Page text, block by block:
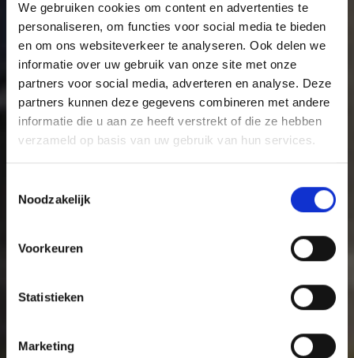
We gebruiken cookies om content en advertenties te
personaliseren, om functies voor social media te bieden
en om ons websiteverkeer te analyseren. Ook delen we
informatie over uw gebruik van onze site met onze
partners voor social media, adverteren en analyse. Deze
partners kunnen deze gegevens combineren met andere
informatie die u aan ze heeft verstrekt of die ze hebben
verzameld op basis van uw gebruik van hun services.
Noodzakelijk
Voorkeuren
Statistieken
Marketing
Logicx
Logicx verzorgt vervangend
vervoer, berging en transport voor
zowel zakelijke als particuliere
Applicaties | API | Microservices